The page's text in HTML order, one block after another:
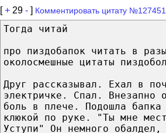
[+ 29 - ] Комментировать цитату №127451
Тогда читай
про пиздобапок читать в
околосмешные цитаты
Друг рассказывал. Ехал в
электричке. Спал. Внезапно
боль в плече. Подошла бапка
клюкой по руке. "Ты мне
Уступи" Он немного обалдел,